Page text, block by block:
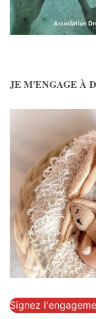
JE M'ENGAGE À
Signez